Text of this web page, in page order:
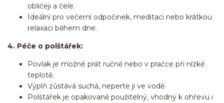
obličeji a čele.
Ideální pro večerní odpočinek, meditaci nebo krátkou
relaxaci během dne.
4. Péče o polštářek:
Povlak je možné prát ručně nebo v pračce při nízké
teplotě.
Výplň zůstává suchá, neperte ji ve vodě.
Polštářek je opakovaně použitelný, vhodný k ohřevu i